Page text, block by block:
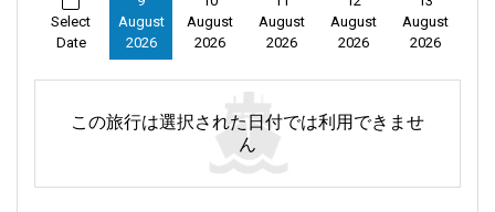
ビスは広範囲をカバーしています。出発の30分前までに到着し
てください。
Select
Date
August
2026
August
2026
August
2026
August
2026
August
2026
この旅行は選択された日付では利用できませ
ん